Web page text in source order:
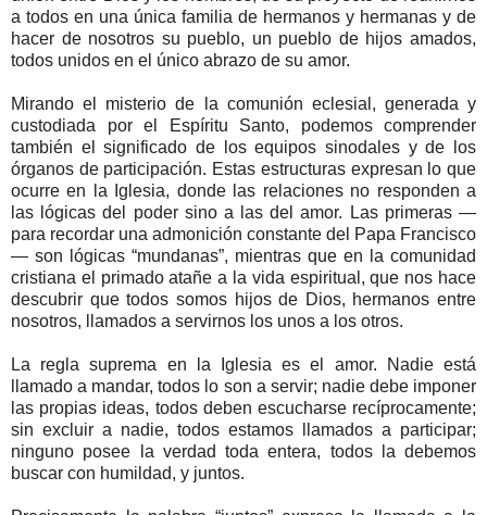
a todos en una única familia de hermanos y hermanas y de
hacer de nosotros su pueblo, un pueblo de hijos amados,
todos unidos en el único abrazo de su amor.
Mirando el misterio de la comunión eclesial, generada y
custodiada por el Espíritu Santo, podemos comprender
también el significado de los equipos sinodales y de los
órganos de participación. Estas estructuras expresan lo que
ocurre en la Iglesia, donde las relaciones no responden a
las lógicas del poder sino a las del amor. Las primeras —
para recordar una admonición constante del Papa Francisco
— son lógicas “mundanas”, mientras que en la comunidad
cristiana el primado atañe a la vida espiritual, que nos hace
descubrir que todos somos hijos de Dios, hermanos entre
nosotros, llamados a servirnos los unos a los otros.
La regla suprema en la Iglesia es el amor. Nadie está
llamado a mandar, todos lo son a servir; nadie debe imponer
las propias ideas, todos deben escucharse recíprocamente;
sin excluir a nadie, todos estamos llamados a participar;
ninguno posee la verdad toda entera, todos la debemos
buscar con humildad, y juntos.